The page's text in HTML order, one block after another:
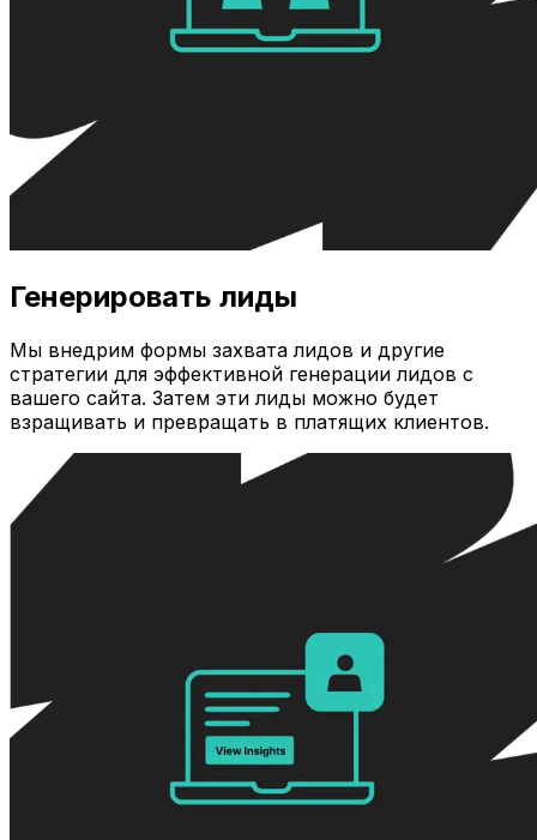
Генерировать лиды
Мы внедрим формы захвата лидов и другие
стратегии для эффективной генерации лидов с
вашего сайта. Затем эти лиды можно будет
взращивать и превращать в платящих клиентов.